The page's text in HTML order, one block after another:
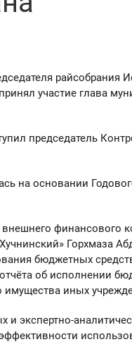
райсобрания
участие глава
председатель
на основании
финансового
Горхмаза
бюджетных
об исполнении
имущества иных
экспертно-